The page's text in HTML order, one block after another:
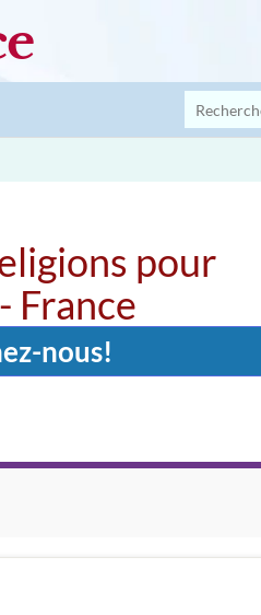
Search for:
pour
France
nous!